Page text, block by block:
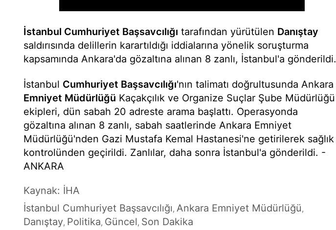
İstanbul Cumhuriyet Başsavcılığı tarafından yürütülen Danıştay
saldırısında delillerin karartıldığı iddialarına yönelik soruşturma
kapsamında Ankara'da gözaltına alınan 8 zanlı, İstanbul'a gönderildi.
İstanbul Cumhuriyet Başsavcılığı'nın talimatı doğrultusunda Ankara
Emniyet Müdürlüğü Kaçakçılık ve Organize Suçlar Şube Müdürlüğü
ekipleri, dün sabah 20 adreste arama başlattı. Operasyonda
gözaltına alınan 8 zanlı, sabah saatlerinde Ankara Emniyet
Müdürlüğü'nden Gazi Mustafa Kemal Hastanesi'ne getirilerek sağlık
kontrolünden geçirildi. Zanlılar, daha sonra İstanbul'a gönderildi. -
ANKARA
Kaynak: İHA
İstanbul Cumhuriyet Başsavcılığı, Ankara Emniyet Müdürlüğü,
Danıştay, Politika, Güncel, Son Dakika